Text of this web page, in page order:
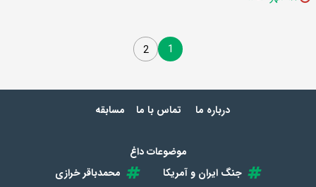
1
2
درباره ما تماس با ما مسابقه
موضوعات داغ
جنگ ایران و آمریکا
محمدباقر خرازی